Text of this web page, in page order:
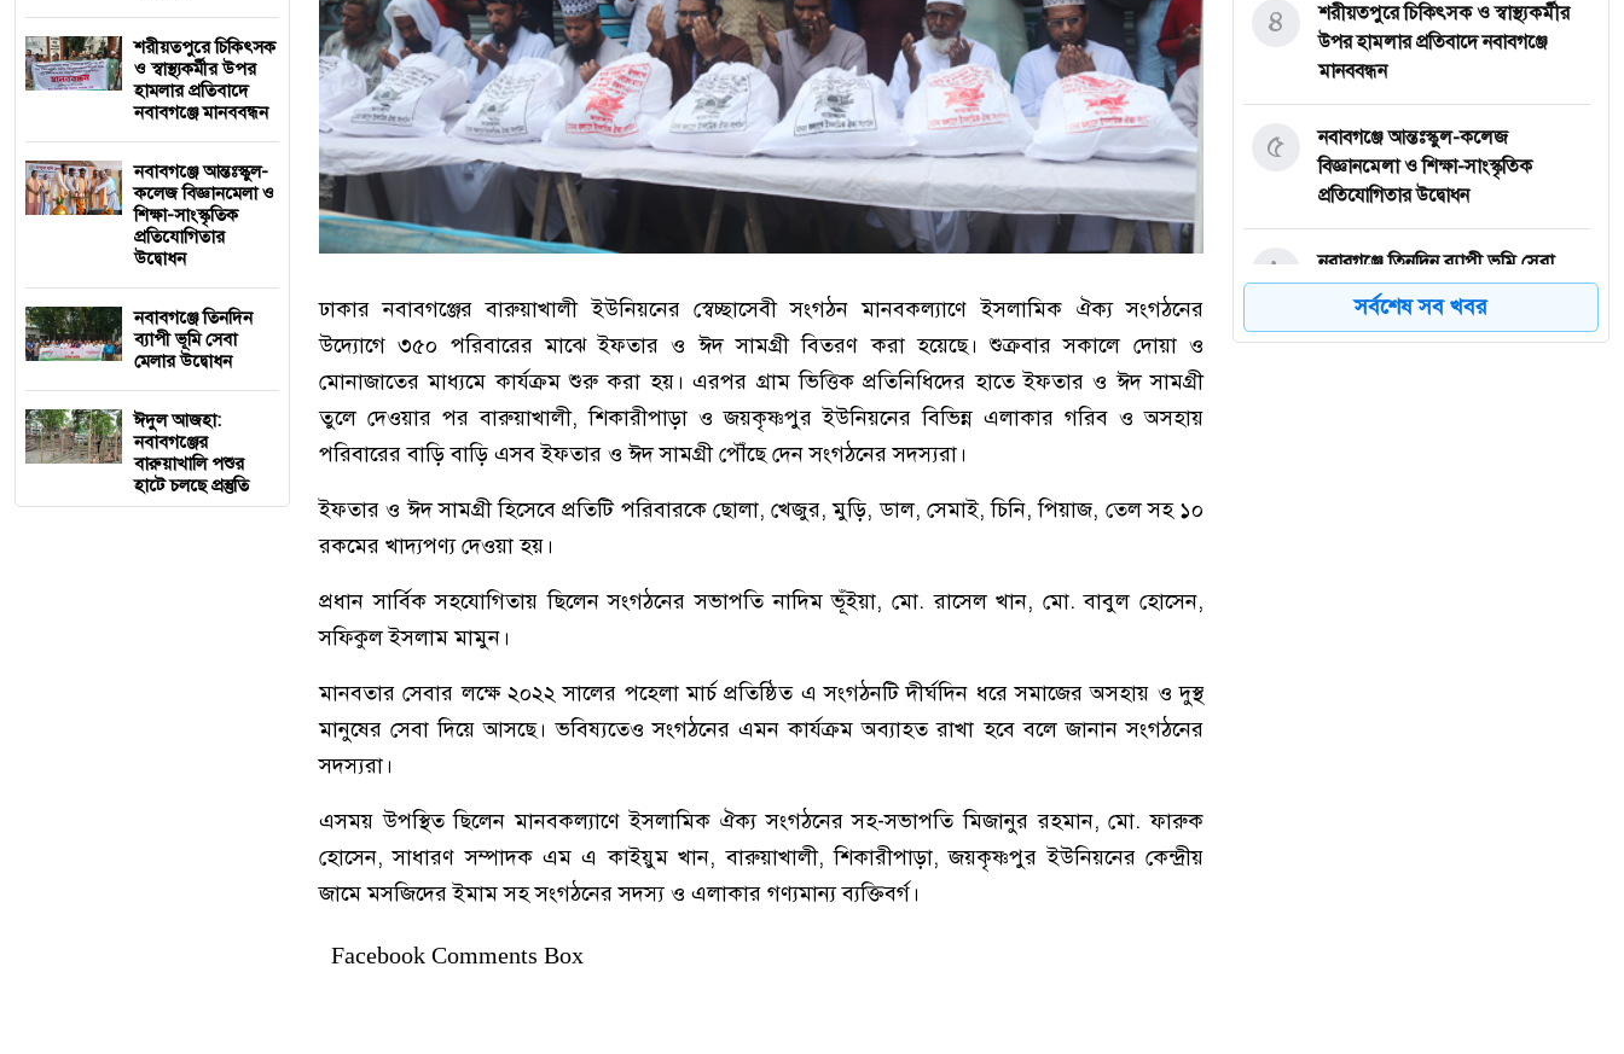
শরীয়তপুরে চিকিৎসক
ও স্বাস্থ্যকর্মীর উপর
হামলার প্রতিবাদে
নবাবগঞ্জে মানববন্ধন
নবাবগঞ্জে আন্তঃস্কুল-
কলেজ বিজ্ঞানমেলা ও
শিক্ষা-সাংস্কৃতিক
প্রতিযোগিতার
উদ্বোধন
নবাবগঞ্জে তিনদিন
ব্যাপী ভূমি সেবা
মেলার উদ্বোধন
ঈদুল আজহা:
নবাবগঞ্জের
বারুয়াখালি পশুর
হাটে চলছে প্রস্তুতি
ঢাকার নবাবগঞ্জের বারুয়াখালী ইউনিয়নের স্বেচ্ছাসেবী সংগঠন মানবকল্যাণে ইসলামিক ঐক্য সংগঠনের
উদ্যোগে ৩৫০ পরিবারের মাঝে ইফতার ও ঈদ সামগ্রী বিতরণ করা হয়েছে। শুক্রবার সকালে দোয়া ও
মোনাজাতের মাধ্যমে কার্যক্রম শুরু করা হয়। এরপর গ্রাম ভিত্তিক প্রতিনিধিদের হাতে ইফতার ও ঈদ সামগ্রী
তুলে দেওয়ার পর বারুয়াখালী, শিকারীপাড়া ও জয়কৃষ্ণপুর ইউনিয়নের বিভিন্ন এলাকার গরিব ও অসহায়
পরিবারের বাড়ি বাড়ি এসব ইফতার ও ঈদ সামগ্রী পৌঁছে দেন সংগঠনের সদস্যরা।
ইফতার ও ঈদ সামগ্রী হিসেবে প্রতিটি পরিবারকে ছোলা, খেজুর, মুড়ি, ডাল, সেমাই, চিনি, পিয়াজ, তেল সহ ১০
রকমের খাদ্যপণ্য দেওয়া হয়।
প্রধান সার্বিক সহযোগিতায় ছিলেন সংগঠনের সভাপতি নাদিম ভূঁইয়া, মো. রাসেল খান, মো. বাবুল হোসেন,
সফিকুল ইসলাম মামুন।
মানবতার সেবার লক্ষে ২০২২ সালের পহেলা মার্চ প্রতিষ্ঠিত এ সংগঠনটি দীর্ঘদিন ধরে সমাজের অসহায় ও দুস্থ
মানুষের সেবা দিয়ে আসছে। ভবিষ্যতেও সংগঠনের এমন কার্যক্রম অব্যাহত রাখা হবে বলে জানান সংগঠনের
সদস্যরা।
এসময় উপস্থিত ছিলেন মানবকল্যাণে ইসলামিক ঐক্য সংগঠনের সহ-সভাপতি মিজানুর রহমান, মো. ফারুক
হোসেন, সাধারণ সম্পাদক এম এ কাইয়ুম খান, বারুয়াখালী, শিকারীপাড়া, জয়কৃষ্ণপুর ইউনিয়নের কেন্দ্রীয়
জামে মসজিদের ইমাম সহ সংগঠনের সদস্য ও এলাকার গণ্যমান্য ব্যক্তিবর্গ।
Facebook Comments Box
শরীয়তপুরে চিকিৎসক ও স্বাস্থ্যকর্মীর
উপর হামলার প্রতিবাদে নবাবগঞ্জে
মানববন্ধন
৪
নবাবগঞ্জে আন্তঃস্কুল-কলেজ
বিজ্ঞানমেলা ও শিক্ষা-সাংস্কৃতিক
প্রতিযোগিতার উদ্বোধন
৫
নবাবগঞ্জে তিনদিন ব্যাপী ভূমি সেবা
মেলার উদ্বোধন
৬
সর্বশেষ সব খবর